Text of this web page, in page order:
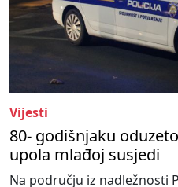
Vijesti
80- godišnjaku
upola mlađoj susjedi
Na području iz nadležnosti